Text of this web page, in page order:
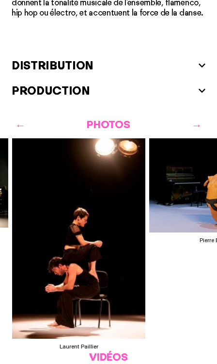
donnent la tonalité musicale de l’ensemble, flamenco,
hip hop ou électro, et accentuent la force de la danse.
DISTRIBUTION
PRODUCTION
PHOTOS
Laurent Paillier
Pierre
VIDÉOS